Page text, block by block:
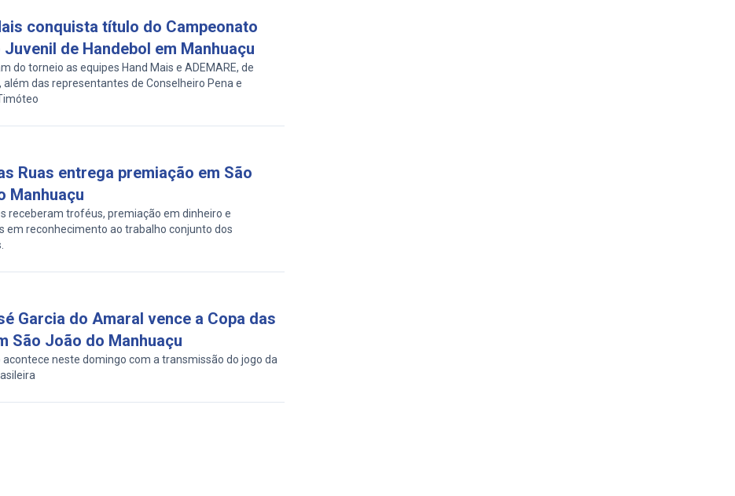
conquista título do Campeonato
de Handebol em Manhuaçu
do torneio as equipes Hand Mais e ADEMARE, de
além das representantes de Conselheiro Pena e
Ruas entrega premiação em São
Manhuaçu
receberam troféus, premiação em dinheiro e
em reconhecimento ao trabalho conjunto dos
Garcia do Amaral vence a Copa das
São João do Manhuaçu
acontece neste domingo com a transmissão do jogo da